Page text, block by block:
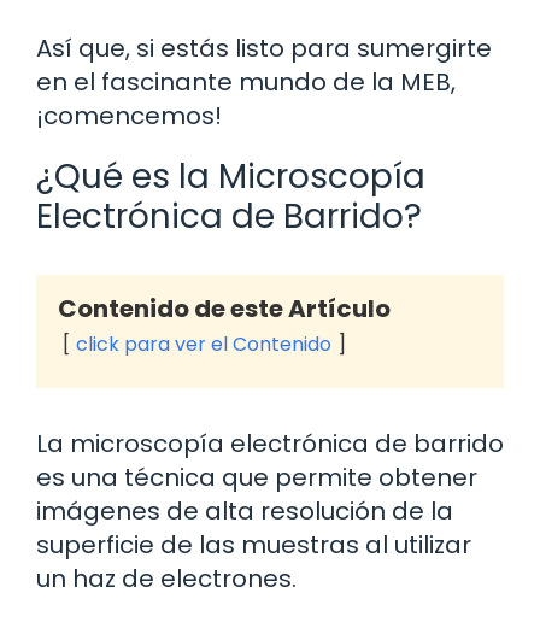
Así que, si estás listo para sumergirte
en el fascinante mundo de la MEB,
¡comencemos!
¿Qué es la Microscopía
Electrónica de Barrido?
Contenido de este Artículo
click para ver el Contenido
La microscopía electrónica de barrido
es una técnica que permite obtener
imágenes de alta resolución de la
superficie de las muestras al utilizar
un haz de electrones.